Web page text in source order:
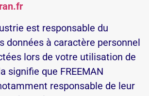
est responsable du
données à caractère personnel
lors de votre utilisation de
signifie que FREEMAN
responsable de leur